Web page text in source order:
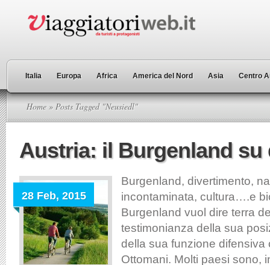
Italia Europa Africa America del Nord Asia Centro
Home » Posts Tagged "Neusiedl"
Austria: il Burgenland su
28 Feb, 2015
Burgenland, divertimento,
incontaminata, cultura….e
Burgenland vuol dire terra
testimonianza della sua
della sua funzione difensiva
Ottomani. Molti paesi sono,